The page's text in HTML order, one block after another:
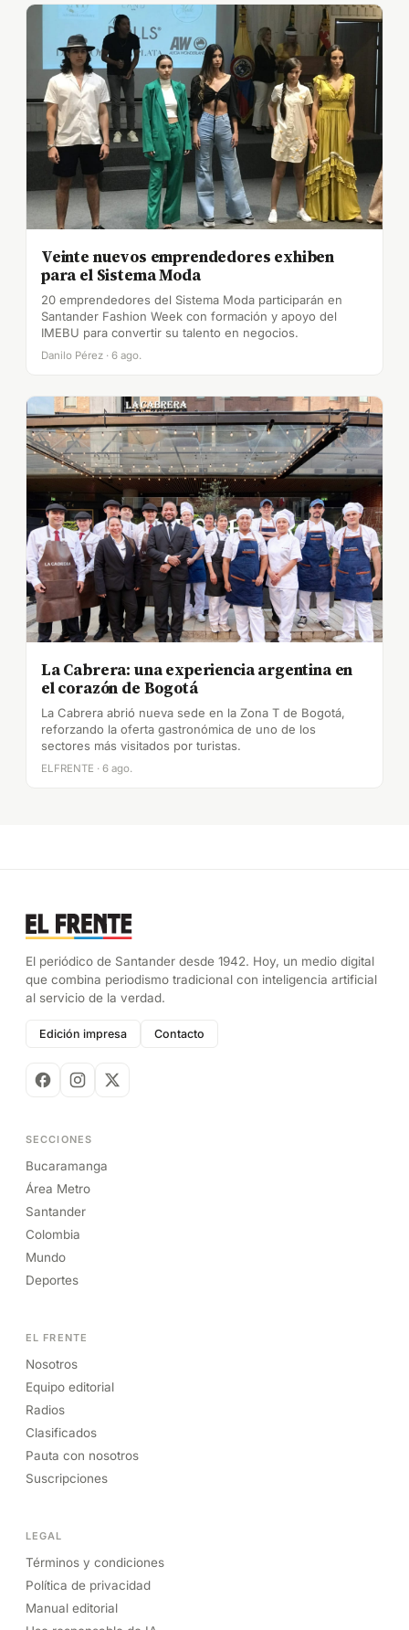
Veinte nuevos emprendedores exhiben
para el Sistema Moda
20 emprendedores del Sistema Moda participarán en
Santander Fashion Week con formación y apoyo del
IMEBU para convertir su talento en negocios.
Danilo Pérez · 6 ago.
La Cabrera: una experiencia argentina en
el corazón de Bogotá
La Cabrera abrió nueva sede en la Zona T de Bogotá,
reforzando la oferta gastronómica de uno de los
sectores más visitados por turistas.
ELFRENTE · 6 ago.
El periódico de Santander desde 1942. Hoy, un medio digital
que combina periodismo tradicional con inteligencia artificial
al servicio de la verdad.
Edición impresa Contacto
SECCIONES
Bucaramanga
Área Metro
Santander
Colombia
Mundo
Deportes
EL FRENTE
Nosotros
Equipo editorial
Radios
Clasificados
Pauta con nosotros
Suscripciones
LEGAL
Términos y condiciones
Política de privacidad
Manual editorial